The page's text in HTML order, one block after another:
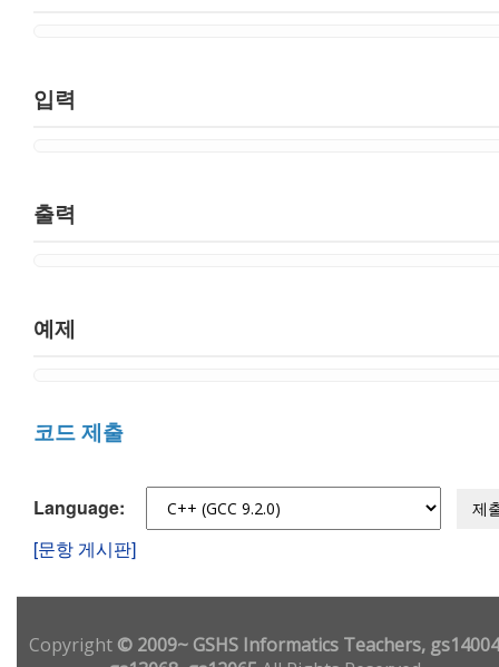
입력
출력
예제
코드 제출
Language: 제
[문항 게시판]
Copyright© 2009~ GSHS Informatics Teachers,